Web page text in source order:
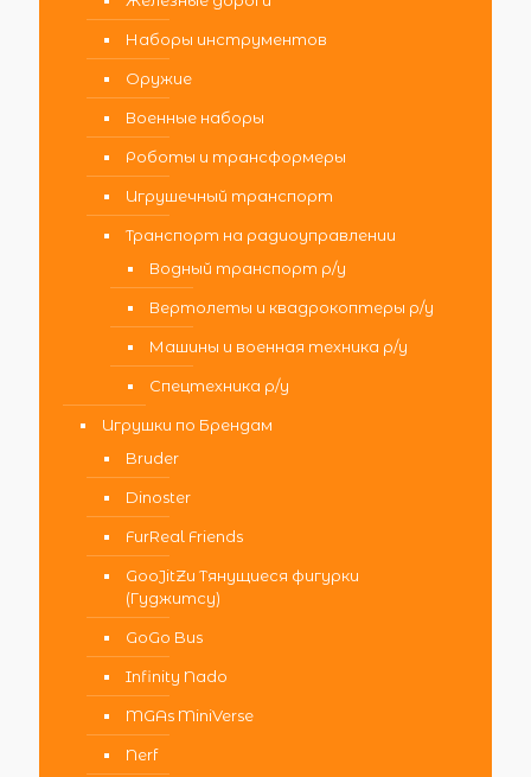
Наборы инструментов
Оружие
Военные наборы
Роботы и трансформеры
Игрушечный транспорт
Транспорт на радиоуправлении
Водный транспорт р/у
Вертолеты и квадрокоптеры р/у
Машины и военная техника р/у
Спецтехника р/у
Игрушки по Брендам
Bruder
Dinoster
FurReal Friends
GooJitZu Тянущиеся фигурки
(Гуджитсу)
GoGo Bus
Infinity Nado
MGAs MiniVerse
Nerf